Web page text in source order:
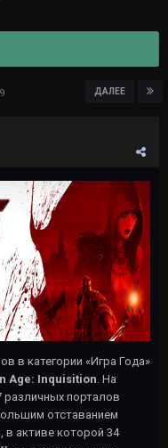
ДАЛЕЕ
в категории «Игра Года»
Age: Inquisition. На
порталов
отставанием
, в активе которой 34